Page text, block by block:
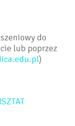
do
lub poprzez
)